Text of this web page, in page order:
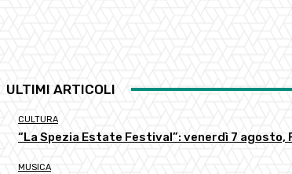
ULTIMI ARTICOLI
CULTURA
“La Spezia Estate Festival”: venerdì 7 agosto,
MUSICA